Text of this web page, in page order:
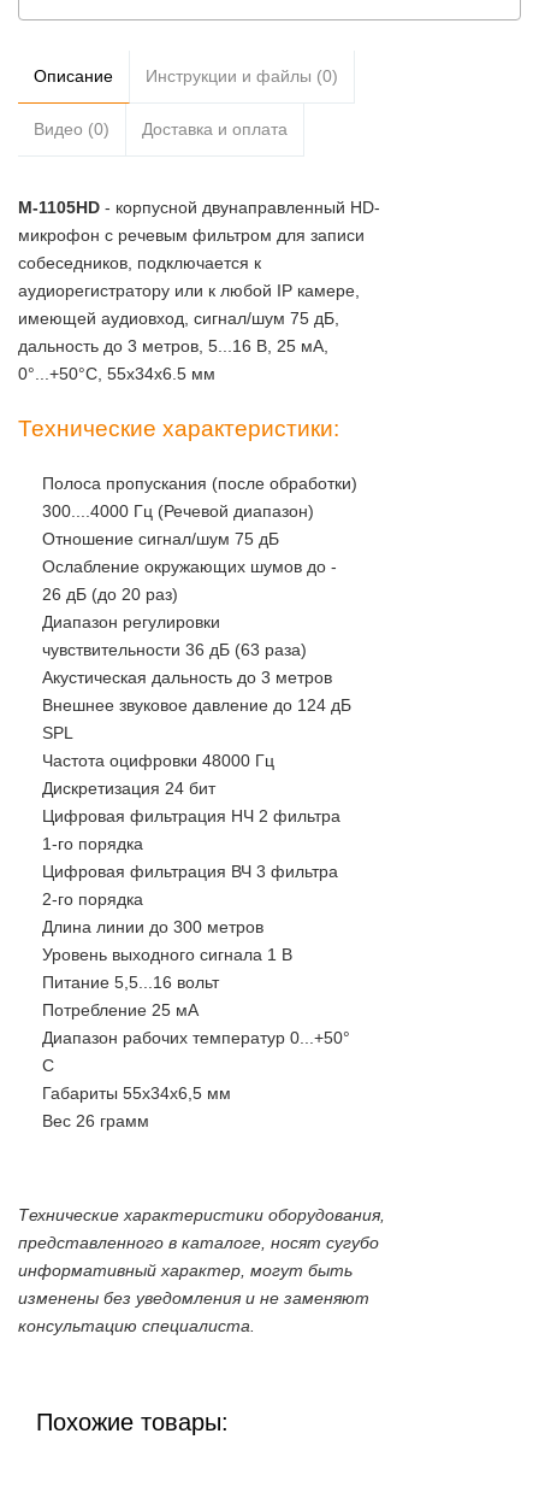
Описание Инструкции и файлы (0)
Видео (0) Доставка и оплата
M-1105HD - корпусной двунаправленный HD-
микрофон с речевым фильтром для записи
собеседников, подключается к
аудиорегистратору или к любой IP камере,
имеющей аудиовход, сигнал/шум 75 дБ,
дальность до 3 метров, 5...16 В, 25 мА,
0°...+50°C, 55х34х6.5 мм
Технические характеристики:
Полоса пропускания (после обработки)
300....4000 Гц (Речевой диапазон)
Отношение сигнал/шум 75 дБ
Ослабление окружающих шумов до -
26 дБ (до 20 раз)
Диапазон регулировки
чувствительности 36 дБ (63 раза)
Акустическая дальность до 3 метров
Внешнее звуковое давление до 124 дБ
SPL
Частота оцифровки 48000 Гц
Дискретизация 24 бит
Цифровая фильтрация НЧ 2 фильтра
1-го порядка
Цифровая фильтрация ВЧ 3 фильтра
2-го порядка
Длина линии до 300 метров
Уровень выходного сигнала 1 В
Питание 5,5...16 вольт
Потребление 25 мА
Диапазон рабочих температур 0...+50°
С
Габариты 55х34х6,5 мм
Вес 26 грамм
Технические характеристики оборудования,
представленного в каталоге, носят сугубо
информативный характер, могут быть
изменены без уведомления и не заменяют
консультацию специалиста.
Похожие товары: